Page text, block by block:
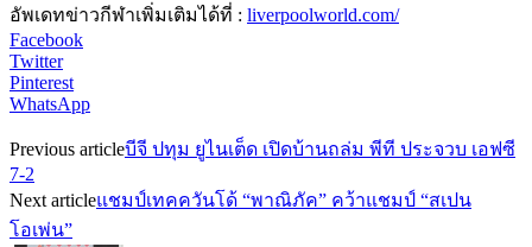
อัพเดทข่าวกีฬาเพิ่มเติมได้ที่ : liverpoolworld.com/
Facebook
Twitter
Pinterest
WhatsApp
Previous articleบีจี ปทุม ยูไนเต็ด เปิดบ้านถล่ม พีที ประจวบ เอฟซี
7-2
Next articleแชมป์เทคควันโด้ “พาณิภัค” คว้าแชมป์ “สเปน
โอเพ่น”